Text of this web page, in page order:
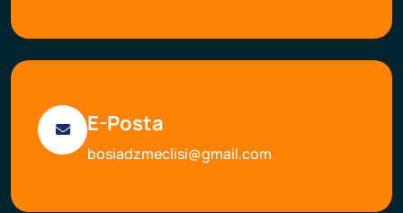
E-Posta
bosiadzmeclisi@gmail.com